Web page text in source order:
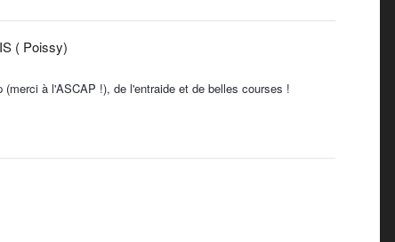
( Poissy)
à l'ASCAP !), de l'entraide et de belles courses !